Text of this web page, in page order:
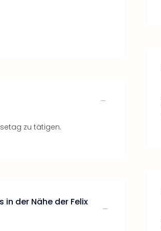
zu tätigen.
der Nähe der Felix